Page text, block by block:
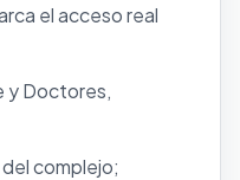
el acceso real
y Doctores,
complejo;